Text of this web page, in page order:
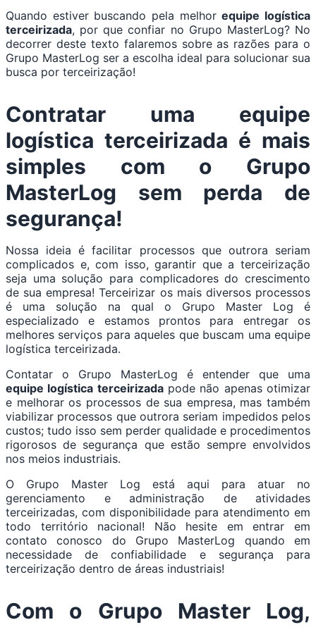
Quando estiver buscando pela melhorequipe logística
terceirizada, por que confiar no Grupo MasterLog? No
decorrer deste texto falaremos sobre as razões para o
Grupo MasterLog ser a escolha ideal para solucionar sua
busca por terceirização!
Contratar uma equipe
logística terceirizada é mais
simples com o Grupo
MasterLog sem perda de
segurança!
Nossa ideia é facilitar processos que outrora seriam
complicados e, com isso, garantir que a terceirização
seja uma solução para complicadores do crescimento
de sua empresa! Terceirizar os mais diversos processos
é uma solução na qual o Grupo Master Log é
especializado e estamos prontos para entregar os
melhores serviços para aqueles que buscam uma equipe
logística terceirizada.
Contatar o Grupo MasterLog é entender que uma
equipe logística terceirizadapode não apenas otimizar
e melhorar os processos de sua empresa, mas também
viabilizar processos que outrora seriam impedidos pelos
custos; tudo isso sem perder qualidade e procedimentos
rigorosos de segurança que estão sempre envolvidos
nos meios industriais.
O Grupo Master Log está aqui para atuar no
gerenciamento e administração de atividades
terceirizadas, com disponibilidade para atendimento em
todo território nacional! Não hesite em entrar em
contato conosco do Grupo MasterLog quando em
necessidade de confiabilidade e segurança para
terceirização dentro de áreas industriais!
Com o Grupo Master Log,